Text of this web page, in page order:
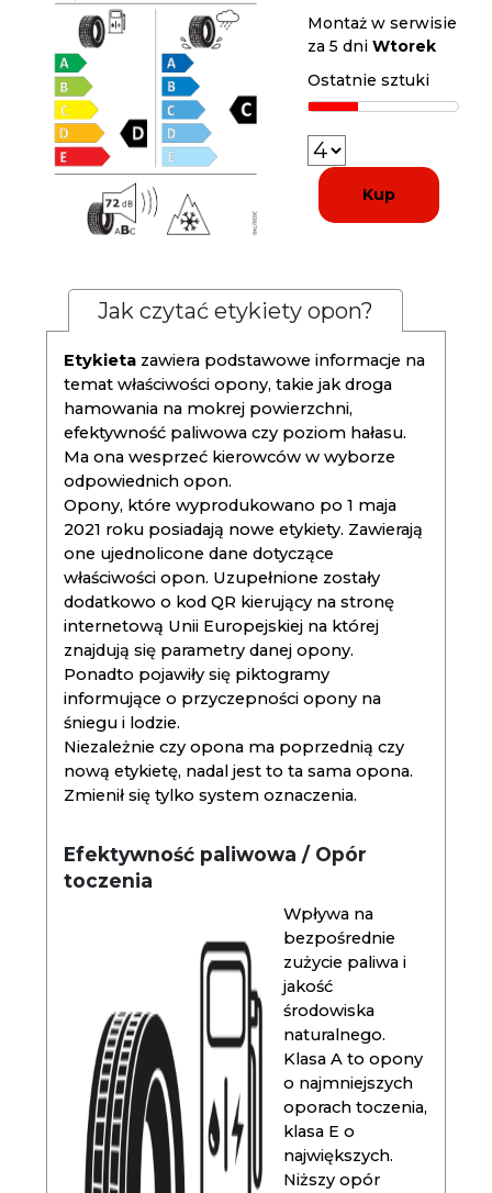
Montaż w serwisie
za 5 dniWtorek
Ostatnie sztuki
Kup
Jak czytać etykiety opon?
Etykieta zawiera podstawowe informacje na
temat właściwości opony, takie jak droga
hamowania na mokrej powierzchni,
efektywność paliwowa czy poziom hałasu.
Ma ona wesprzeć kierowców w wyborze
odpowiednich opon.
Opony, które wyprodukowano po 1 maja
2021 roku posiadają nowe etykiety. Zawierają
one ujednolicone dane dotyczące
właściwości opon. Uzupełnione zostały
dodatkowo o kod QR kierujący na stronę
internetową Unii Europejskiej na której
znajdują się parametry danej opony.
Ponadto pojawiły się piktogramy
informujące o przyczepności opony na
śniegu i lodzie.
Niezależnie czy opona ma poprzednią czy
nową etykietę, nadal jest to ta sama opona.
Zmienił się tylko system oznaczenia.
Efektywność paliwowa / Opór
toczenia
Wpływa na
bezpośrednie
zużycie paliwa i
jakość
środowiska
naturalnego.
Klasa A to opony
o najmniejszych
oporach toczenia,
klasa E o
największych.
Niższy opór